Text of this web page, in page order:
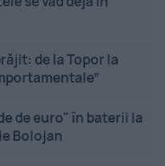
de la Topor la
de euro" în baterii la
Bolojan